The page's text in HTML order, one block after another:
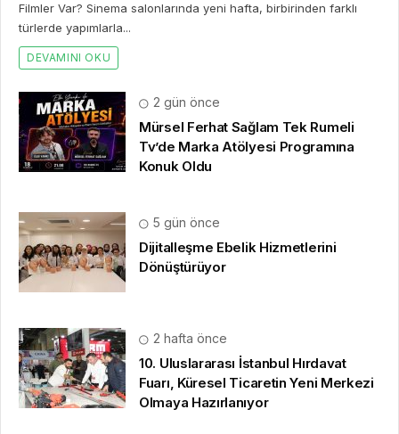
Filmler Var? Sinema salonlarında yeni hafta, birbirinden farklı
türlerde yapımlarla...
DEVAMINI OKU
2 gün önce
Mürsel Ferhat Sağlam Tek Rumeli
Tv’de Marka Atölyesi Programına
Konuk Oldu
5 gün önce
Dijitalleşme Ebelik Hizmetlerini
Dönüştürüyor
2 hafta önce
10. Uluslararası İstanbul Hırdavat
Fuarı, Küresel Ticaretin Yeni Merkezi
Olmaya Hazırlanıyor